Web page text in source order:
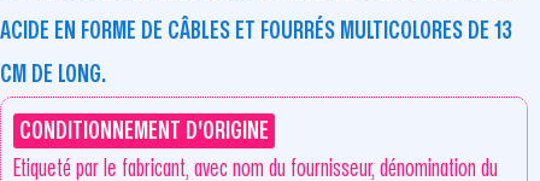
ACIDE EN FORME DE CÂBLES ET FOURRÉS MULTICOLORES DE 13
CM DE LONG.
CONDITIONNEMENT D'ORIGINE
Etiqueté par le fabricant, avec nom du fournisseur, dénomination du